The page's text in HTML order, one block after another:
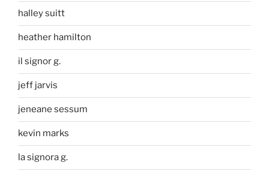
halley suitt
heather hamilton
il signor g.
jeff jarvis
jeneane sessum
kevin marks
la signora g.